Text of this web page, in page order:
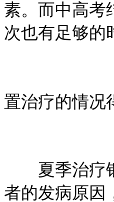
素。而中高考
次也有足够的
置治疗的情况
夏季治疗银
者的发病原因